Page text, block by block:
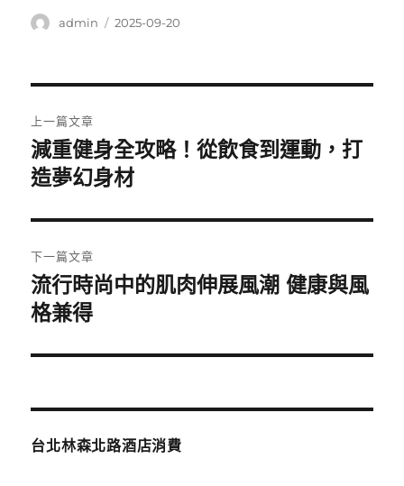
作
admin
發
2025-09-20
章
導
覽
上一篇文章
上
一
文
章:
減重健身全攻略！從飲食到運動，打
造夢幻身材
下一篇文章
下
一
文
流行時尚中的肌肉伸展風潮 健康與風
格兼得
台北林森北路酒店消費